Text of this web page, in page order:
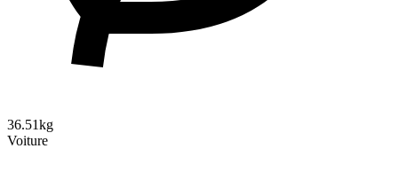
36.51kg
Voiture